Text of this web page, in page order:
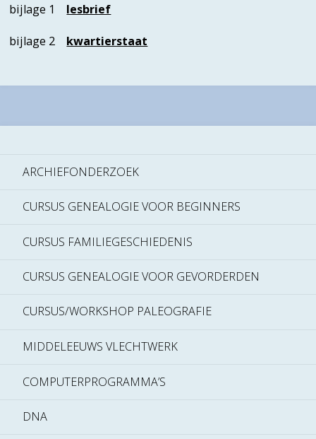
bijlage 1 lesbrief
bijlage 2 kwartierstaat
ARCHIEFONDERZOEK
CURSUS GENEALOGIE VOOR BEGINNERS
CURSUS FAMILIEGESCHIEDENIS
CURSUS GENEALOGIE VOOR GEVORDERDEN
CURSUS/WORKSHOP PALEOGRAFIE
MIDDELEEUWS VLECHTWERK
COMPUTERPROGRAMMA’S
DNA